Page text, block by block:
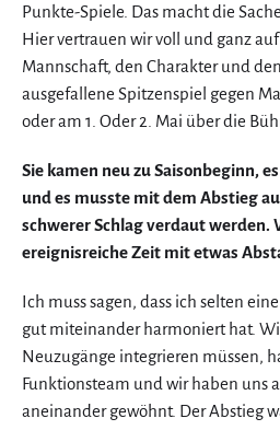
Punkte-Spiele. Das macht die
Hier vertrauen wir voll und ganz
Mannschaft, den Charakter und
ausgefallene Spitzenspiel gegen
oder am 1. Oder 2. Mai über die
Sie kamen neu zu Saisonbeginn,
und es musste mit dem Abstieg
schwerer Schlag verdaut werden.
ereignisreiche Zeit mit etwas
Ich muss sagen, dass ich selten
gut miteinander harmoniert hat.
Neuzugänge integrieren müssen,
Funktionsteam und wir haben uns
aneinander gewöhnt. Der Abstieg